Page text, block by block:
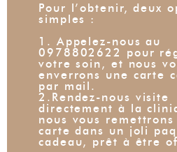
Pour l’obtenir, deux
simples :
1. Appelez-nous au
0978802622 pour
votre soin, et nous
enverrons une carte
par mail.
2.Rendez-nous visite
directement à la
nous vous remettrons
carte dans un joli
cadeau, prêt à être